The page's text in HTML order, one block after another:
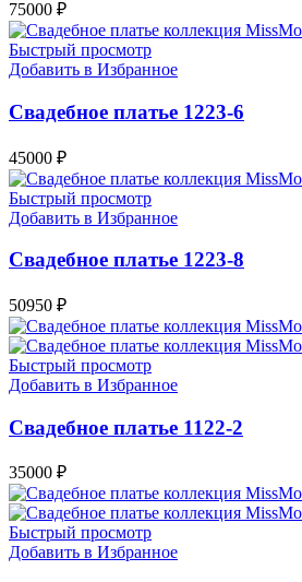
75000 ₽
Быстрый просмотр
Добавить в Избранное
Свадебное платье 1223-6
45000 ₽
Быстрый просмотр
Добавить в Избранное
Свадебное платье 1223-8
50950 ₽
Быстрый просмотр
Добавить в Избранное
Свадебное платье 1122-2
35000 ₽
Быстрый просмотр
Добавить в Избранное